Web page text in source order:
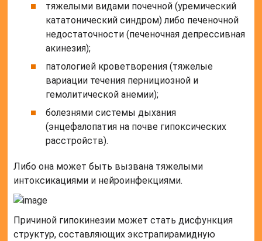
тяжелыми видами почечной (уремический
кататонический синдром) либо печеночной
недостаточности (печеночная депрессивная
акинезия);
патологией кроветворения (тяжелые
вариации течения пернициозной и
гемолитической анемии);
болезнями системы дыхания
(энцефалопатия на почве гипоксических
расстройств).
Либо она может быть вызвана тяжелыми
интоксикациями и нейроинфекциями.
Причиной гипокинезии может стать дисфункция
структур, составляющих экстрапирамидную